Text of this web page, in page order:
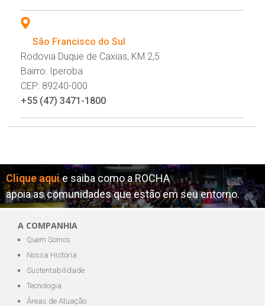
São Francisco do Sul
Rodovia Duque de Caxias, KM 2,5
Bairro: Iperoba
CEP: 89240-000
+55 (47) 3471-1800
Clique aquie saiba como a ROCHA
apoia as comunidades que estão em seu entorno.
A COMPANHIA
Quem Somos
Nossa História
Sustentabilidade
Tecnologia
Áreas de Atuação